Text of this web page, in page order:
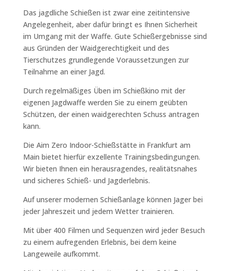
Das jagdliche Schießen ist zwar eine zeitintensive
Angelegenheit, aber dafür bringt es Ihnen Sicherheit
im Umgang mit der Waffe. Gute Schießergebnisse sind
aus Gründen der Waidgerechtigkeit und des
Tierschutzes grundlegende Voraussetzungen zur
Teilnahme an einer Jagd.
Durch regelmäßiges Üben im Schießkino mit der
eigenen Jagdwaffe werden Sie zu einem geübten
Schützen, der einen waidgerechten Schuss antragen
kann.
Die Aim Zero Indoor-Schießstätte in Frankfurt am
Main bietet hierfür exzellente Trainingsbedingungen.
Wir bieten Ihnen ein herausragendes, realitätsnahes
und sicheres Schieß- und Jagderlebnis.
Auf unserer modernen Schießanlage können Jager bei
jeder Jahreszeit und jedem Wetter trainieren.
Mit über 400 Filmen und Sequenzen wird jeder Besuch
zu einem aufregenden Erlebnis, bei dem keine
Langeweile aufkommt.